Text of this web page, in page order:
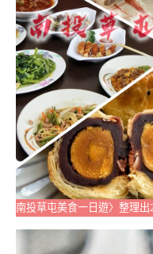
南投草屯美食一日遊〉整理出